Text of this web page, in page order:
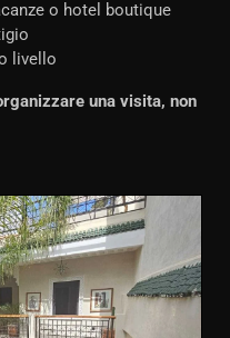
o hotel boutique
livello
una visita, non